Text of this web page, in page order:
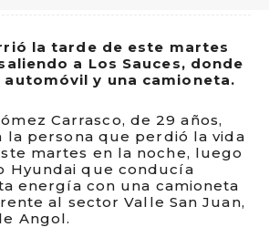
la tarde de este martes
a Los Sauces, donde
y una camioneta.
Carrasco, de 29 años,
la persona que perdió la vida
martes en la noche, luego
Hyundai que conducía
energía con una camioneta
al sector Valle San Juan,
Angol.